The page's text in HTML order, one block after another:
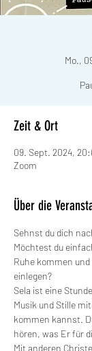
Mo.,
Zeit & Ort
09. Sept. 2024,
Zoom
Über die
Sehnst du dich
Möchtest du
Ruhe kommen
einlegen?
Sela ist eine
Musik und Stille
kommen kannst.
hören, was Er für
Mit anderen